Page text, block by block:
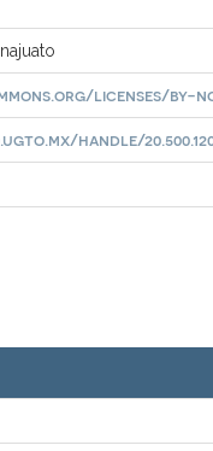
licenses/by-
handle/